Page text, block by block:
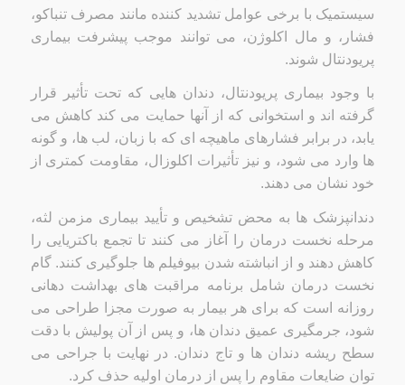
سیستمیک با برخی عوامل تشدید کننده مانند مصرف تنباکو،
فشار، و مال اکلوژن، می توانند موجب پیشرفت بیماری
پریودنتال شوند.
با وجود بیماری پریودنتال، دندان هایی که تحت تأثیر قرار
گرفته اند و استخوانی که از آنها حمایت می کند کاهش می
یابد، در برابر فشارهای ماهیچه ای که با زبان، لب ها، و گونه
ها وارد می شود، و نیز تأثیرات اکلوزال، مقاومت کمتری از
خود نشان می دهند.
دندانپزشک ها به محض تشخیص و تأیید بیماری مزمن لثه،
مرحله نخست درمان را آغاز می کنند تا تجمع باکتریایی را
کاهش دهند و از انباشته شدن بیوفیلم ها جلوگیری کنند. گام
نخست درمان شامل برنامه مراقبت های بهداشت دهانی
روزانه است که برای هر بیمار به صورت مجزا طراحی می
شود، جرمگیری عمیق دندان ها، و پس از آن پولیش با دقت
سطح ریشه دندان ها و تاج دندان. در نهایت با جراحی می
توان ضایعات مقاوم را پس از درمان اولیه حذف کرد.